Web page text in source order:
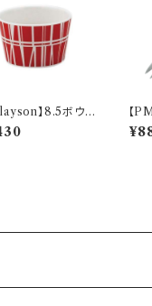
】8.5ボウル
）【コロナ】
【
カ
h】